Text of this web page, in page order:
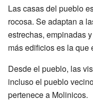
Las casas del pueblo
rocosa. Se adaptan a
estrechas, empinadas
más edificios es la que
Desde el pueblo, las
incluso el pueblo
pertenece a Molinicos.